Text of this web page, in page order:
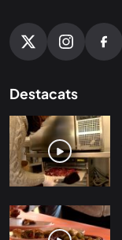
Destacats